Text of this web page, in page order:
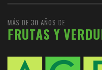
MÁS DE 30 AÑOS DE
FRUTAS Y